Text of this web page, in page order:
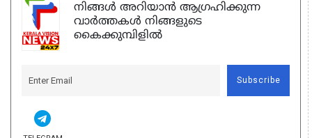
നിങ്ങൾ അറിയാൻ ആഗ്രഹിക്കുന്ന
വാർത്തകൾ നിങ്ങളുടെ
കൈക്കുമ്പിളിൽ
Subscribe